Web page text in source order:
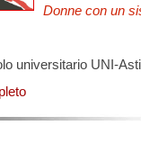
Donne con un
universitario UNI-